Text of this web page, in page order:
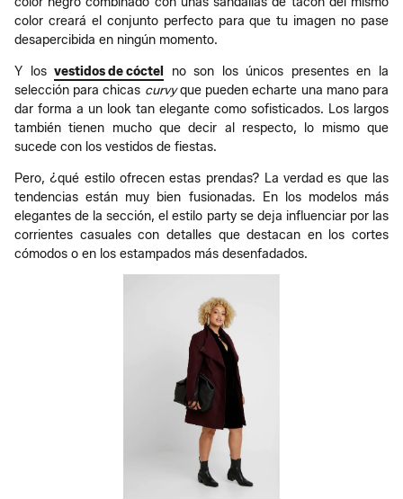
color creará el conjunto perfecto para que tu imagen no pase
desapercibida en ningún momento.
Y losvestidos de cóctel
no son los únicos presentes en la
selección para chicas curvyque pueden echarte una mano para
dar forma a un look tan elegante como sofisticados. Los largos
también tienen mucho que decir al respecto, lo mismo que
sucede con los vestidos de fiestas.
Pero, ¿qué estilo ofrecen estas prendas? La verdad es que las
tendencias están muy bien fusionadas. En los modelos más
elegantes de la sección, el estilo party se deja influenciar por las
corrientes casuales con detalles que destacan en los cortes
cómodos o en los estampados más desenfadados.